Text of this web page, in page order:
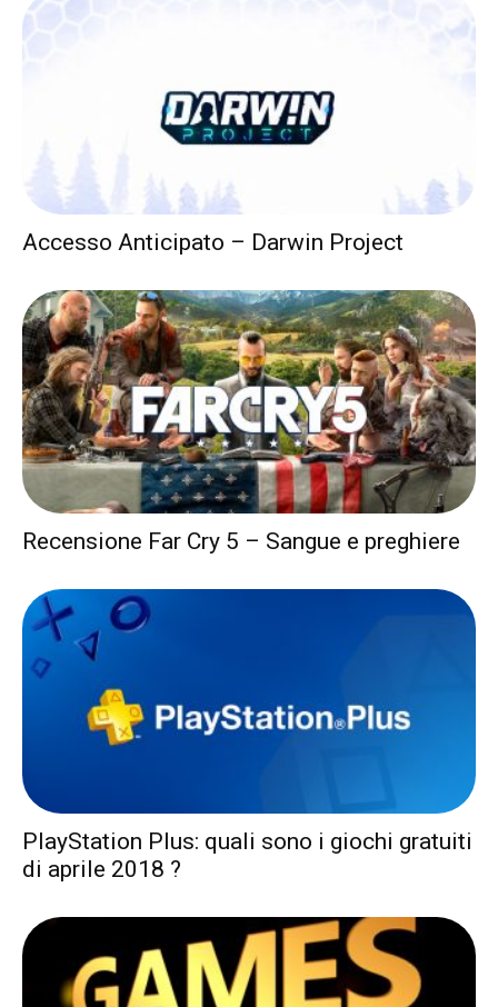
Accesso Anticipato – Darwin Project
Recensione Far Cry 5 – Sangue e preghiere
PlayStation Plus: quali sono i giochi gratuiti
di aprile 2018 ?